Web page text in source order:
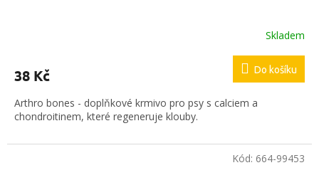
Skladem
38 Kč Do košíku
Arthro bones - doplňkové krmivo pro psy s calciem a
chondroitinem, které regeneruje klouby.
Kód: 664-99453